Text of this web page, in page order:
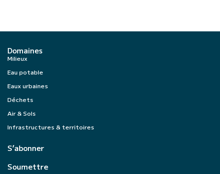
Domaines
Milieux
Eau potable
Eaux urbaines
Déchets
Air & Sols
Infrastructures & territoires
S’abonner
Soumettre